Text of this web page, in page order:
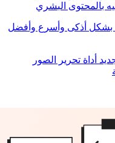
بالمحتوى البشري
بشكل أذكى وأسرع وأفضل
أداة تحرير الصور